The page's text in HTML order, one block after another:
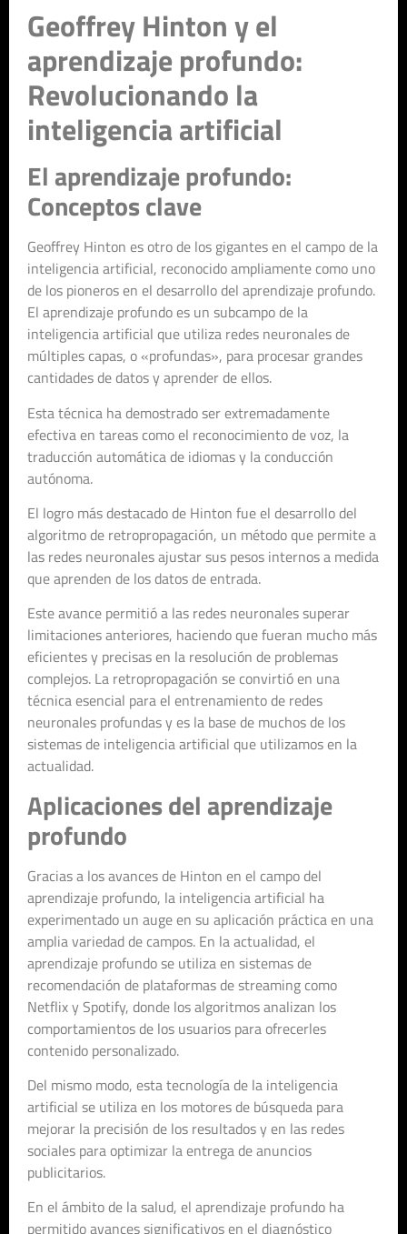
Geoffrey Hinton y el
aprendizaje profundo:
Revolucionando la
inteligencia artificial
El aprendizaje profundo:
Conceptos clave
Geoffrey Hinton es otro de los gigantes en el campo de la
inteligencia artificial, reconocido ampliamente como uno
de los pioneros en el desarrollo del aprendizaje profundo.
El aprendizaje profundo es un subcampo de la
inteligencia artificial que utiliza redes neuronales de
múltiples capas, o «profundas», para procesar grandes
cantidades de datos y aprender de ellos.
Esta técnica ha demostrado ser extremadamente
efectiva en tareas como el reconocimiento de voz, la
traducción automática de idiomas y la conducción
autónoma.
El logro más destacado de Hinton fue el desarrollo del
algoritmo de retropropagación, un método que permite a
las redes neuronales ajustar sus pesos internos a medida
que aprenden de los datos de entrada.
Este avance permitió a las redes neuronales superar
limitaciones anteriores, haciendo que fueran mucho más
eficientes y precisas en la resolución de problemas
complejos. La retropropagación se convirtió en una
técnica esencial para el entrenamiento de redes
neuronales profundas y es la base de muchos de los
sistemas de inteligencia artificial que utilizamos en la
actualidad.
Aplicaciones del aprendizaje
profundo
Gracias a los avances de Hinton en el campo del
aprendizaje profundo, la inteligencia artificial ha
experimentado un auge en su aplicación práctica en una
amplia variedad de campos. En la actualidad, el
aprendizaje profundo se utiliza en sistemas de
recomendación de plataformas de streaming como
Netflix y Spotify, donde los algoritmos analizan los
comportamientos de los usuarios para ofrecerles
contenido personalizado.
Del mismo modo, esta tecnología de la inteligencia
artificial se utiliza en los motores de búsqueda para
mejorar la precisión de los resultados y en las redes
sociales para optimizar la entrega de anuncios
publicitarios.
En el ámbito de la salud, el aprendizaje profundo ha
permitido avances significativos en el diagnóstico